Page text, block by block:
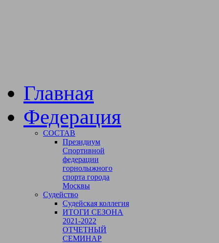
Главная
Федерация
СОСТАВ
Президиум
Спортивной
федерации
горнолыжного
спорта города
Москвы
Судейство
Cудейская коллегия
ИТОГИ СЕЗОНА
2021-2022
ОТЧЕТНЫЙ
СЕМИНАР